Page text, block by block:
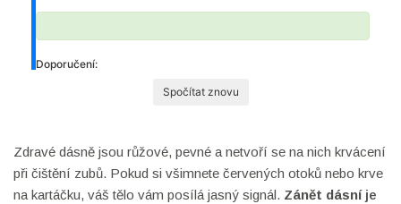
Doporučení:
Spočítat znovu
Zdravé dásně jsou růžové, pevné a netvoří se na nich krvácení
při čištění zubů. Pokud si všimnete červených otoků nebo krve
na kartáčku, váš tělo vám posílá jasný signál. Zánět dásníje